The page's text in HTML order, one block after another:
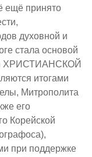
ещё принято
духовной и
стала основой
ХРИСТИАНСКОЙ
итогами
Митрополита
его
Корейской
при поддержке